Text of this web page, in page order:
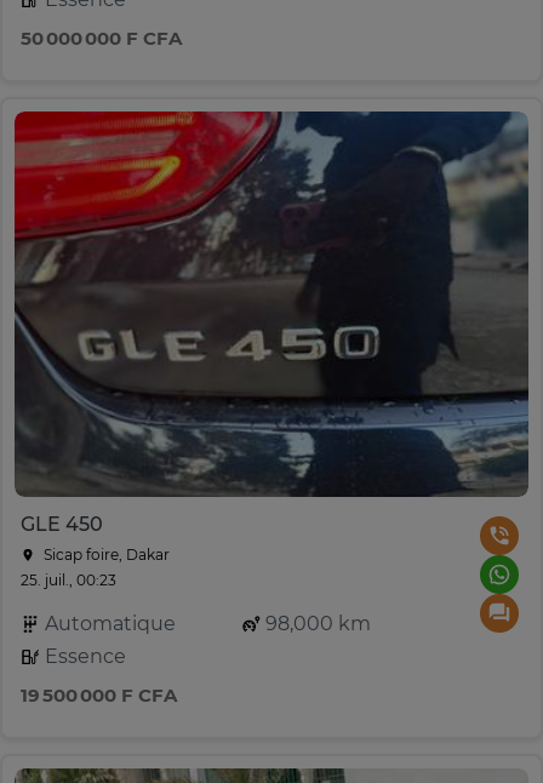
50 000 000 F CFA
GLE 450
Sicap foire, Dakar
25. juil., 00:23
Automatique
98,000 km
Essence
19 500 000 F CFA